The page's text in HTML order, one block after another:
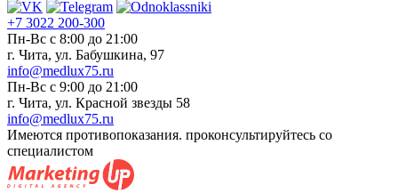
+7 3022 200-300
Пн-Вс с 8:00 до 21:00
г. Чита, ул. Бабушкина, 97
info@medlux75.ru
Пн-Вс с 9:00 до 21:00
г. Чита, ул. Красной звезды 58
info@medlux75.ru
Имеются противопоказания. проконсультируйтесь со
специалистом